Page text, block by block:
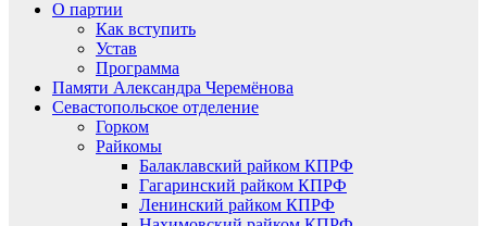
О партии
Как вступить
Устав
Программа
Памяти Александра Черемёнова
Севастопольское отделение
Горком
Райкомы
Балаклавский райком КПРФ
Гагаринский райком КПРФ
Ленинский райком КПРФ